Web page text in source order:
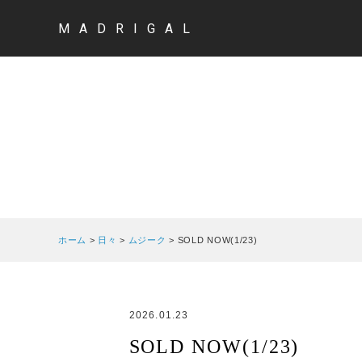
MADRIGAL
ホーム > 日々 > ムジーク > SOLD NOW(1/23)
2026.01.23
SOLD NOW(1/23)